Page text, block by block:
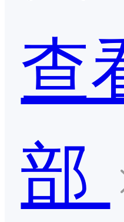
查
部